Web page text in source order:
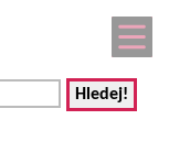
Hledej!